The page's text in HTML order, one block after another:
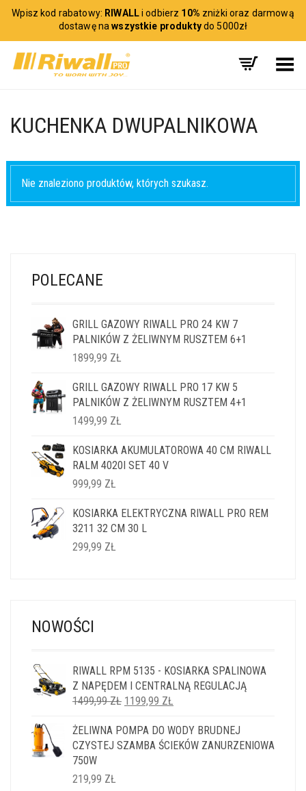
Wpisz kod rabatowy: RIWALLi odbierz 10% zniżki oraz darmową
dostawę nawszystkie produktydo 5000zł
Toggle Menu
KUCHENKA DWUPALNIKOWA
Nie znaleziono produktów, których szukasz.
POLECANE
GRILL GAZOWY RIWALL PRO 24 KW 7
PALNIKÓW Z ŻELIWNYM RUSZTEM 6+1
1899,99 ZŁ
GRILL GAZOWY RIWALL PRO 17 KW 5
PALNIKÓW Z ŻELIWNYM RUSZTEM 4+1
1499,99 ZŁ
KOSIARKA AKUMULATOROWA 40 CM RIWALL
RALM 4020I SET 40 V
999,99 ZŁ
KOSIARKA ELEKTRYCZNA RIWALL PRO REM
3211 32 CM 30 L
299,99 ZŁ
NOWOŚCI
RIWALL RPM 5135 - KOSIARKA SPALINOWA
Z NAPĘDEM I CENTRALNĄ REGULACJĄ
1499,99ZŁ PIERWOTNA
WYNOSIŁA:
1499,99 ZŁ.
1199,99 ZŁ
WYNOSI:
1199,99 ZŁ.
ŻELIWNA POMPA DO WODY BRUDNEJ
CZYSTEJ SZAMBA ŚCIEKÓW ZANURZENIOWA
750W
219,99 ZŁ